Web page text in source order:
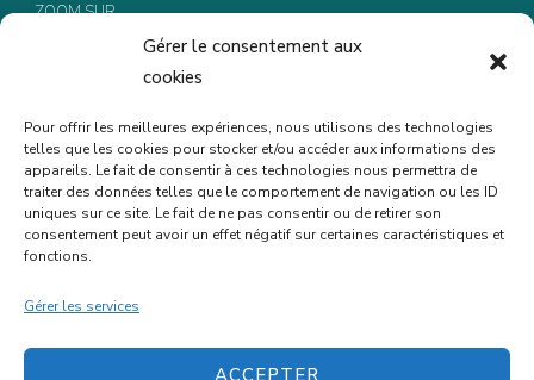
Gérer le consentement aux
cookies
Pour offrir les meilleures expériences, nous utilisons des technologies
telles que les cookies pour stocker et/ou accéder aux informations des
appareils. Le fait de consentir à ces technologies nous permettra de
traiter des données telles que le comportement de navigation ou les ID
uniques sur ce site. Le fait de ne pas consentir ou de retirer son
consentement peut avoir un effet négatif sur certaines caractéristiques et
fonctions.
Gérer les services
ACCEPTER
ZOOM SUR …
CONSEILS & ASTUCES
INFORMATIONS & CONFIDENTIALITÉ
POLITIQUE DE CONFIDENTIALITÉ
POLITIQUE DE COOKIES (UE)
MENTIONS LÉGALES